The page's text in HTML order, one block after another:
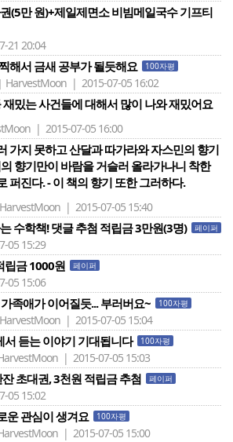
(5만 원)+제일제면소 비빔메일국수 기프티
21 20:04
해서 금새 공부가 될듯해요 100자평
HarvestMoon | 2015-07-05 16:02
밌는 사건들에 대해서 많이 나와 재밌어요
| 2015-07-05 16:00
가지 못하고 산달과 따가라와 자스민의 향기
향기만이 바람을 거슬러 올라가나니 착한
퍼진다. - 이 책의 향기 또한 그러하다.
HarvestMoon | 2015-07-05 15:40
수학책! 댓글 추첨 적립금 3만원(3명) 페이퍼
05 15:29
립금 1000원 페이퍼
05 15:06
족애가 이어질듯... 부러버요~ 100자평
HarvestMoon | 2015-07-05 15:04
서 듣는 이야기 기대됩니다 100자평
| 2015-07-05 15:03
초대권, 3천원 적립금 추첨 페이퍼
05 15:02
운 관심이 생겨요 100자평
| 2015-07-05 15:00